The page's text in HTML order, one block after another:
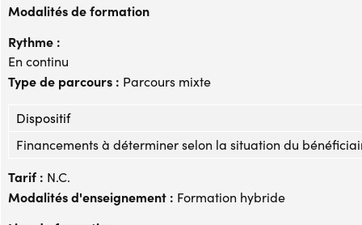
Modalités de formation
Rythme :
En continu
Type de parcours : Parcours mixte
Dispositif
Financements à déterminer selon la situation du
Tarif : N.C.
Modalités d'enseignement : Formation hybride